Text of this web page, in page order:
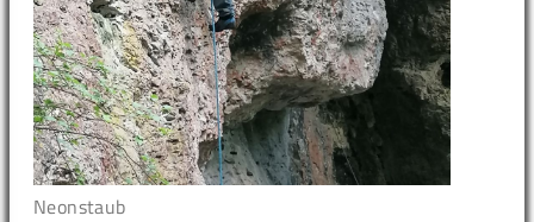
Neonstaub